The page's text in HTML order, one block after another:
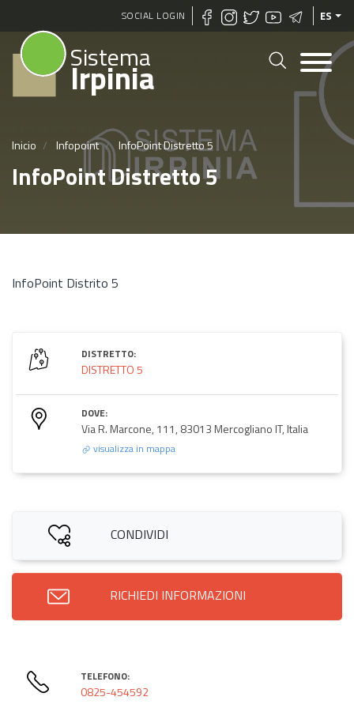
Pasar
al
SOCIAL LOGIN ES
Sistema
Irpinia
Inicio Infopoint InfoPoint Distretto 5
InfoPoint Distretto 5
InfoPoint Distrito 5
DISTRETTO:
DISTRETTO 5
DOVE:
Via R. Marcone, 111, 83013 Mercogliano IT, Italia
visualizza in mappa
CONDIVIDI
RICHIEDI INFORMAZIONI
TELEFONO:
0825-454592